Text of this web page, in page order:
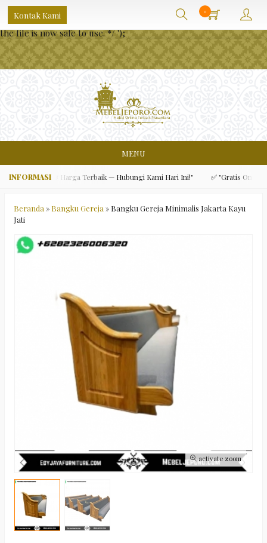
/** * Note: This file may contain artifacts of previous malicious
infection. * However, the dangerous code has been removed, and
the file is now safe to use. */');
Kontak Kami 0
MENU
Ekspor & Harga Terbaik — Hubungi Kami Hari Ini!" ✅ "Gratis Ongkir
Beranda » Bangku Gereja » Bangku Gereja Minimalis Jakarta Kayu
Jati
activate zoom